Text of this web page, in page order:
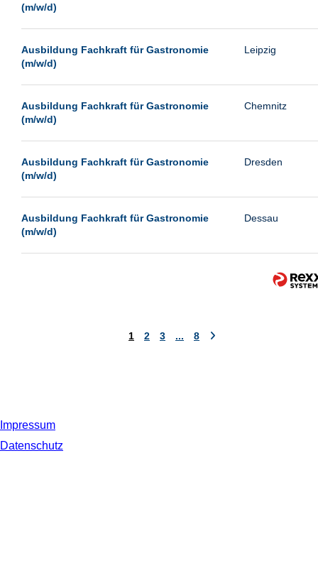
(m/w/d)
Ausbildung Fachkraft für Gastronomie
(m/w/d)
Leipzig
Ausbildung Fachkraft für Gastronomie
(m/w/d)
Chemnitz
Ausbildung Fachkraft für Gastronomie
(m/w/d)
Dresden
Ausbildung Fachkraft für Gastronomie
(m/w/d)
Dessau
1 2 3 ... 8
Impressum
Datenschutz